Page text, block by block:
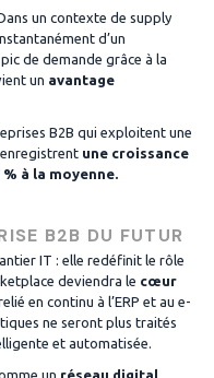
un contexte de supply
d’un
de demande grâce à la
un avantage
B2B qui exploitent une
une croissance
à la moyenne.
B2B DU FUTUR
IT : elle redéfinit le rôle
deviendra le cœur
en continu à l’ERP et au e-
ne seront plus traités
et automatisée.